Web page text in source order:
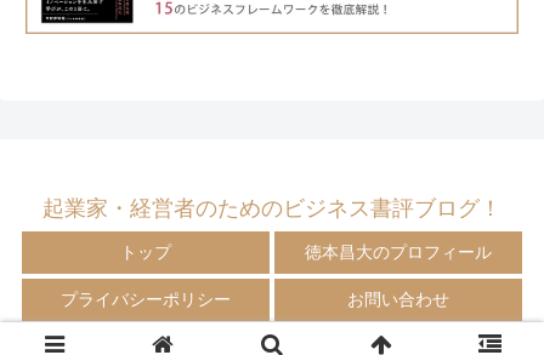
起業家・経営者のためのビジネス書評ブログ！
トップ 徳本昌大のプロフィール
プライバシーポリシー お問い合わせ
© 2009-2024 徳本昌大の書評ブログ！